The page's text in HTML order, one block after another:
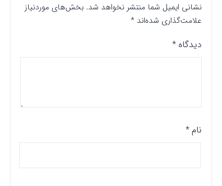
نشانی ایمیل شما منتشر نخواهد شد. بخش‌های موردنیاز
علامت‌گذاری شده‌اند*
دیدگاه*
نام*